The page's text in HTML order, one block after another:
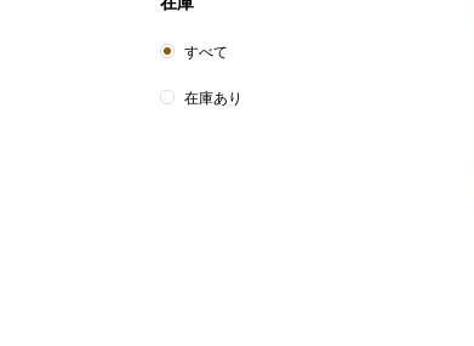
すべて
在庫あり